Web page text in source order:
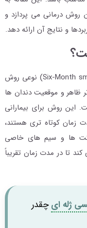
روش درمانی می پردازد و
و نتایج آن ارائه دهد.
ارتودنسی شش ماهه یا کوتاه مدت (Six-Month smiles) نوعی روش
ظاهر و موقعیت دندان ها
روش برای بیمارانی
زمان کوتاه تری هستند،
ها و سیم های خاصی
تا در مدت زمان تقریباً
ژله ایچقدر